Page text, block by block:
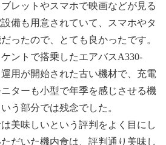
レットやスマホで映画などが見る
備も用意されていて、スマホやタ
ったので、とても良かったです。
ントで搭乗したエアバスA330-
用が開始された古い機材で、充電
ターも小型で年季を感じさせる機
う部分では残念でした。
美味しいという評判をよく目にし
だいた機内食は、評判通り美味し